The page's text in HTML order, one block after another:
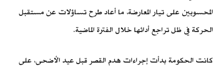
المحسوبين على تيار المعارضة، ما أعاد طرح تساؤلات عن مستقبل
الحركة في ظل تراجع أدائها خلال الفترة الماضية.
كانت الحكومة بدأت إجراءات هدم القصر قبل عيد الأضحى، على